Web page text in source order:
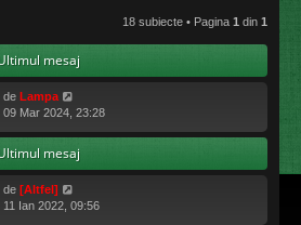
re re
18 subiecte • Pagina 1 din 1
mesaj
de Lampa
09 Mar 2024, 23:28
mesaj
de [Altfel]
11 Ian 2022, 09:56